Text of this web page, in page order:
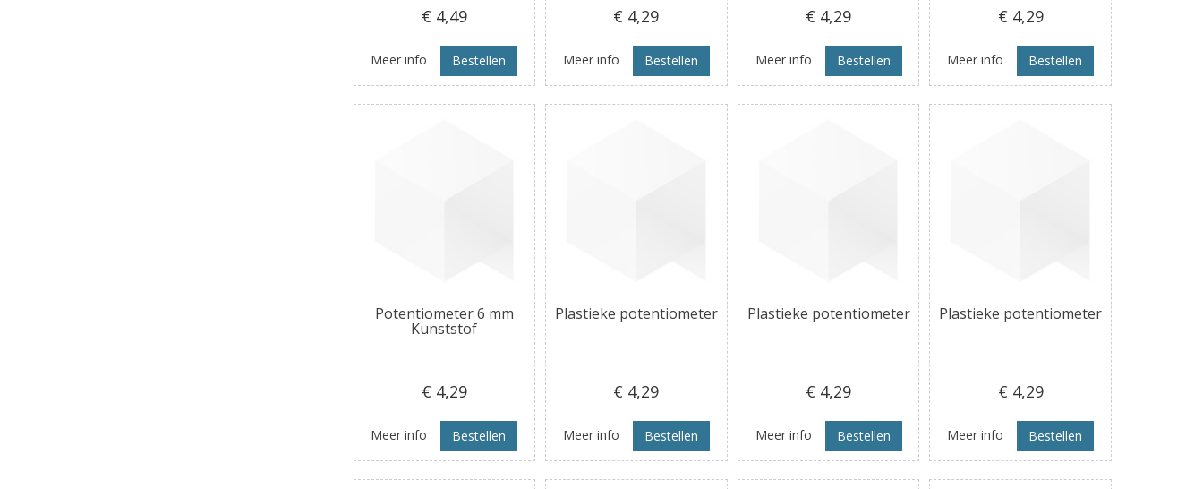
€ 4,49
Meer info Bestellen
€ 4,29
Meer info Bestellen
€ 4,29
Meer info Bestellen
€ 4,29
Meer info Bestellen
Potentiometer 6 mm
Kunststof
€ 4,29
Meer info Bestellen
Plastieke potentiometer
€ 4,29
Meer info Bestellen
Plastieke potentiometer
€ 4,29
Meer info Bestellen
Plastieke potentiometer
€ 4,29
Meer info Bestellen